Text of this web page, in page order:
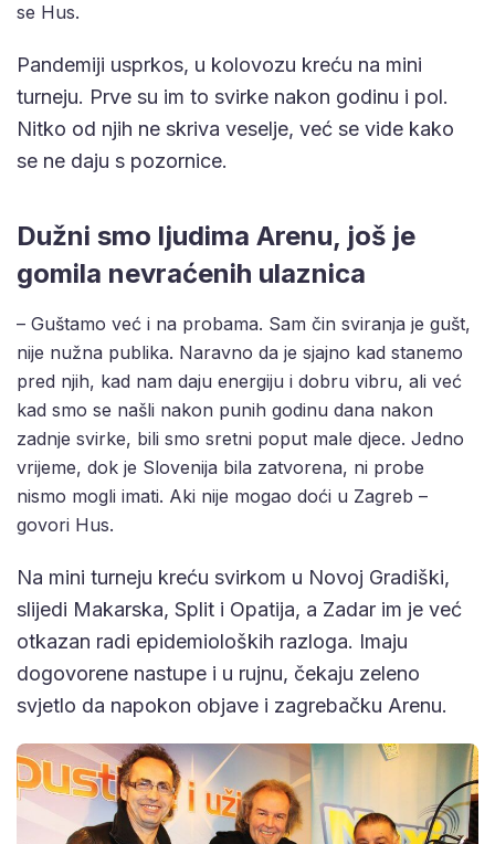
se Hus.
Pandemiji usprkos, u kolovozu kreću na mini
turneju. Prve su im to svirke nakon godinu i pol.
Nitko od njih ne skriva veselje, već se vide kako
se ne daju s pozornice.
Dužni smo ljudima Arenu, još je
gomila nevraćenih ulaznica
– Guštamo već i na probama. Sam čin sviranja je gušt,
nije nužna publika. Naravno da je sjajno kad stanemo
pred njih, kad nam daju energiju i dobru vibru, ali već
kad smo se našli nakon punih godinu dana nakon
zadnje svirke, bili smo sretni poput male djece. Jedno
vrijeme, dok je Slovenija bila zatvorena, ni probe
nismo mogli imati. Aki nije mogao doći u Zagreb –
govori Hus.
Na mini turneju kreću svirkom u Novoj Gradiški,
slijedi Makarska, Split i Opatija, a Zadar im je već
otkazan radi epidemioloških razloga. Imaju
dogovorene nastupe i u rujnu, čekaju zeleno
svjetlo da napokon objave i zagrebačku Arenu.